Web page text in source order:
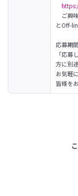
ご興
とOff-
応募期
「応
方に別
お気軽
皆様を